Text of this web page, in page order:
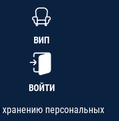
ВИП
ВОЙТИ
персональных